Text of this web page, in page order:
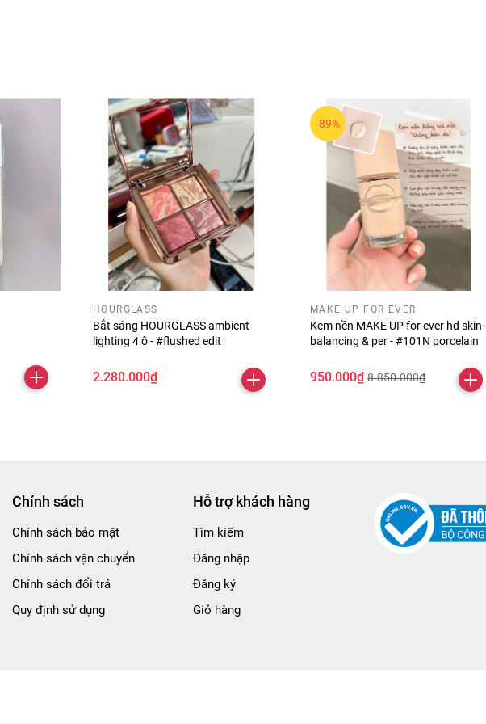
HOURGLASS
Bắt sáng HOURGLASS ambient
lighting 4 ô - #flushed edit
2.280.000₫
-89%
MAKE UP FOR EVER
Kem nền MAKE UP for ever hd skin-
balancing & per - #101N porcelain
950.000₫ 8.850.000₫
Chính sách
Chính sách bảo mật
Chính sách vận chuyển
Chính sách đổi trả
Quy định sử dụng
Hỗ trợ khách hàng
Tìm kiếm
Đăng nhập
Đăng ký
Giỏ hàng